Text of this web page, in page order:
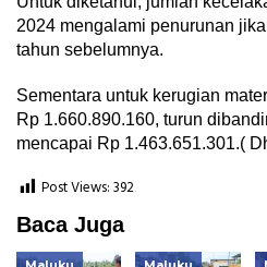
2024 mengalami penurunan
tahun sebelumnya.
Sementara untuk kerugian
Rp 1.660.890.160, turun
mencapai Rp 1.463.651.301.(
Post Views:392
Baca Juga